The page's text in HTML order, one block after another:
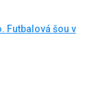
Futbalová šou v